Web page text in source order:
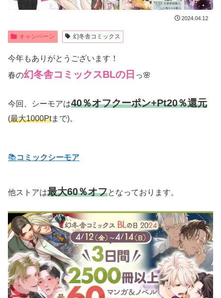
2024.04.12
キャンペーン 幻冬舎コミックス
今年もありがとうございます！
春の幻冬舎コミックスBLの日 っ🌸
今回、シーモアは40％オフクーポン+Pt20％還元
(最大1000Ptまで)。
📚コミックシーモア
他ストアは最大60％オフとなっております。